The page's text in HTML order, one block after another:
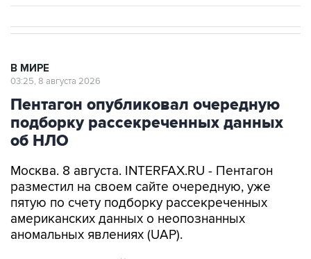
В МИРЕ
03:25, 8 августа 2026
Пентагон опубликовал очередную
подборку рассекреченных данных
об НЛО
Москва. 8 августа. INTERFAX.RU - Пентагон
разместил на своем сайте очередную, уже
пятую по счету подборку рассекреченных
американских данных о неопознанных
аномальных явлениях (UAP).